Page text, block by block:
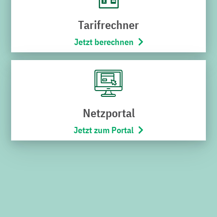
der im Linkenheimer Weg zwischengeparkt war, mit dem
tonnenschweren Pufferspeicher rückwärts aufs Gelände
ein und wurde in Position gebracht.
Ihm folgte noch ein sogenannter Nachführkran, der
Energie Baden-Württemberg AG aufgebaut wurde. Nach
dem Anschlagen der Kräne wurde der Pufferspeicher
befestigt. Im Anschluss wurden die Kräne wieder
abgeschlagen, die Verlängerungsträger des
Tarifrechner
Jetzt berechnen
Netzportal
Jetzt zum Portal